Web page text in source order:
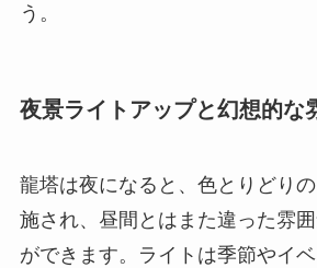
う。
夜景ライトアップと幻想的な
龍塔は夜になると、色とりどり
施され、昼間とはまた違った雰
ができます。ライトは季節やイ